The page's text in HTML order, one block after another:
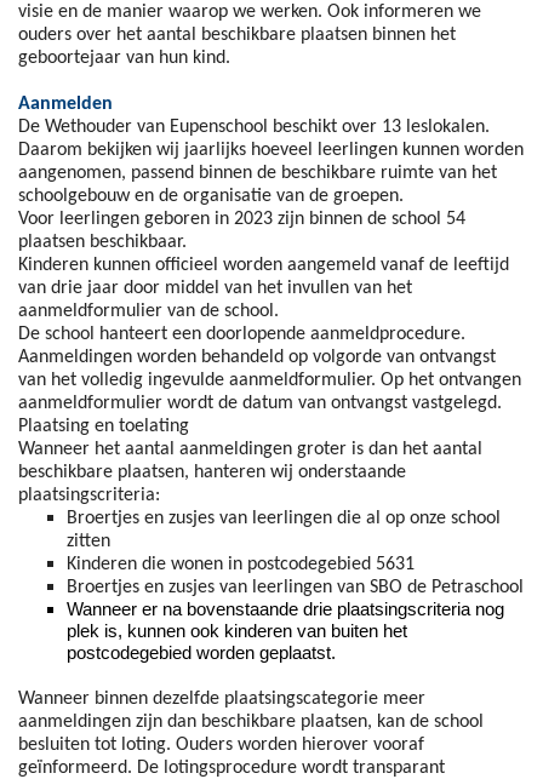
visie en de manier waarop we werken. Ook informeren we
ouders over het aantal beschikbare plaatsen binnen het
geboortejaar van hun kind.
Aanmelden
De Wethouder van Eupenschool beschikt over 13 leslokalen.
Daarom bekijken wij jaarlijks hoeveel leerlingen kunnen worden
aangenomen, passend binnen de beschikbare ruimte van het
schoolgebouw en de organisatie van de groepen.
Voor leerlingen geboren in 2023 zijn binnen de school 54
plaatsen beschikbaar.
Kinderen kunnen officieel worden aangemeld vanaf de leeftijd
van drie jaar door middel van het invullen van het
aanmeldformulier van de school.
De school hanteert een doorlopende aanmeldprocedure.
Aanmeldingen worden behandeld op volgorde van ontvangst
van het volledig ingevulde aanmeldformulier. Op het ontvangen
aanmeldformulier wordt de datum van ontvangst vastgelegd.
Plaatsing en toelating
Wanneer het aantal aanmeldingen groter is dan het aantal
beschikbare plaatsen, hanteren wij onderstaande
plaatsingscriteria:
Broertjes en zusjes van leerlingen die al op onze school
zitten
Kinderen die wonen in postcodegebied 5631
Broertjes en zusjes van leerlingen van SBO de Petraschool
Wanneer er na bovenstaande drie plaatsingscriteria nog
plek is, kunnen ook kinderen van buiten het
postcodegebied worden geplaatst.
Wanneer binnen dezelfde plaatsingscategorie meer
aanmeldingen zijn dan beschikbare plaatsen, kan de school
besluiten tot loting. Ouders worden hierover vooraf
geïnformeerd. De lotingsprocedure wordt transparant